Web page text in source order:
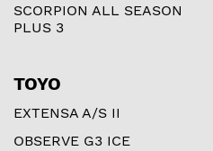
SCORPION ALL SEASON
PLUS 3
TOYO
EXTENSA A/S II
OBSERVE G3 ICE